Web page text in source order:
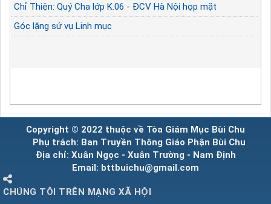
Chỉ Thiện: Quý Cha lớp K.06 - ĐCV Hà Nội họp mặt
Góc lặng sứ vụ Linh mục
Copyright © 2022 thuộc về Tòa Giám Mục Bùi Chu
Phụ trách: Ban Truyền Thông Giáo Phận Bùi Chu
Địa chỉ: Xuân Ngọc - Xuân Trường - Nam Định
Email: bttbuichu@gmail.com
CHÚNG TÔI TRÊN MẠNG XÃ HỘI